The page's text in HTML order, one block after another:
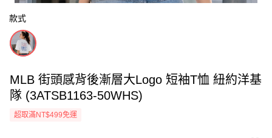
款式
MLB 街頭感背後漸層大Logo 短袖T恤 紐約洋基
隊 (3ATSB1163-50WHS)
超取滿NT$499免運